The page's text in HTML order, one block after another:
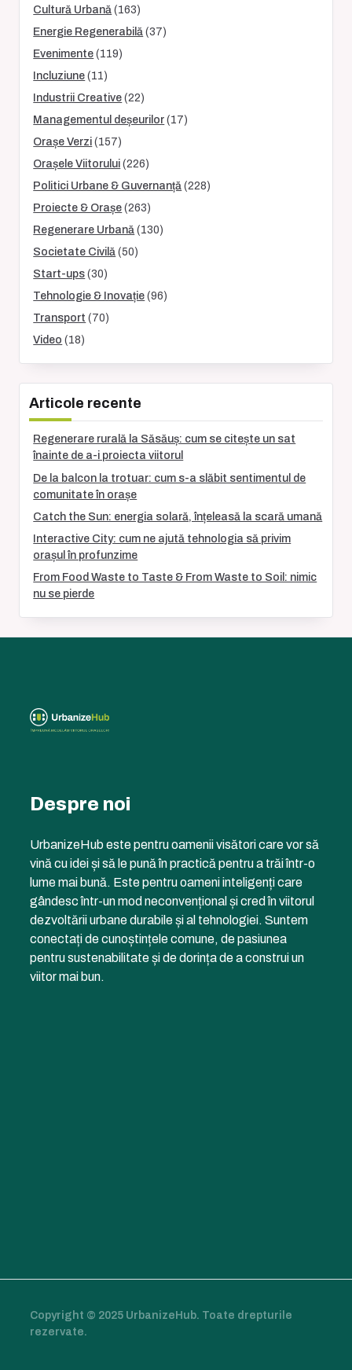
Cultură Urbană (163)
Energie Regenerabilă (37)
Evenimente (119)
Incluziune (11)
Industrii Creative (22)
Managementul deșeurilor (17)
Orașe Verzi (157)
Orașele Viitorului (226)
Politici Urbane & Guvernanță (228)
Proiecte & Orașe (263)
Regenerare Urbană (130)
Societate Civilă (50)
Start-ups (30)
Tehnologie & Inovație (96)
Transport (70)
Video (18)
Articole recente
Regenerare rurală la Săsăuș: cum se citește un sat
înainte de a-i proiecta viitorul
De la balcon la trotuar: cum s-a slăbit sentimentul de
comunitate în orașe
Catch the Sun: energia solară, înțeleasă la scară umană
Interactive City: cum ne ajută tehnologia să privim
orașul în profunzime
From Food Waste to Taste & From Waste to Soil: nimic
nu se pierde
Despre noi
UrbanizeHub este pentru oamenii visători care vor să
vină cu idei și să le pună în practică pentru a trăi într-o
lume mai bună. Este pentru oameni inteligenți care
gândesc într-un mod neconvențional și cred în viitorul
dezvoltării urbane durabile și al tehnologiei. Suntem
conectați de cunoștințele comune, de pasiunea
pentru sustenabilitate și de dorința de a construi un
viitor mai bun.
Copyright © 2025 UrbanizeHub. Toate drepturile
rezervate.